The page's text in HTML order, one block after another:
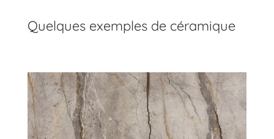
Quelques exemples de céramique